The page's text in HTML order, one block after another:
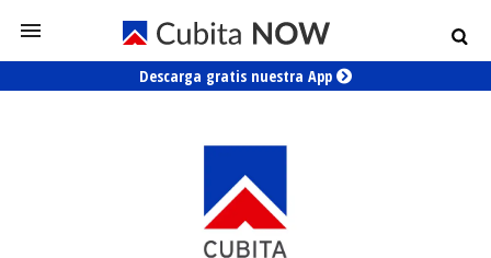
Descarga gratis nuestra App